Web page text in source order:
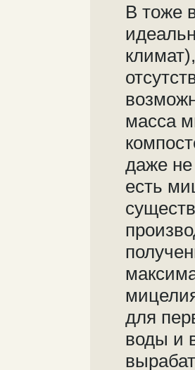
В тоже
масса
даже
есть
для
воды и